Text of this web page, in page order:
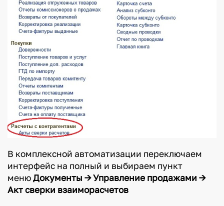
В комплексной автоматизации переключаем
интерфейс на полный и выбираем пункт
менюДокументы -> Управление продажами ->
Акт сверки взаиморасчетов